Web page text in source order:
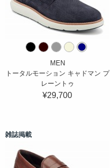
MEN
トータルモーション キャドマン プ
レーントゥ
¥29,700
雑誌掲載